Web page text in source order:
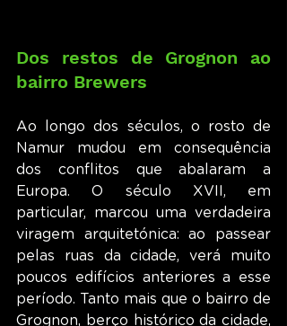
Dos restos de Grognon ao
bairro Brewers
Ao longo dos séculos, o rosto de
Namur mudou em consequência
dos conflitos que abalaram a
Europa. O século XVII, em
particular, marcou uma verdadeira
viragem arquitetónica: ao passear
pelas ruas da cidade, verá muito
poucos edifícios anteriores a esse
período. Tanto mais que o bairro de
Grognon, berço histórico da cidade,